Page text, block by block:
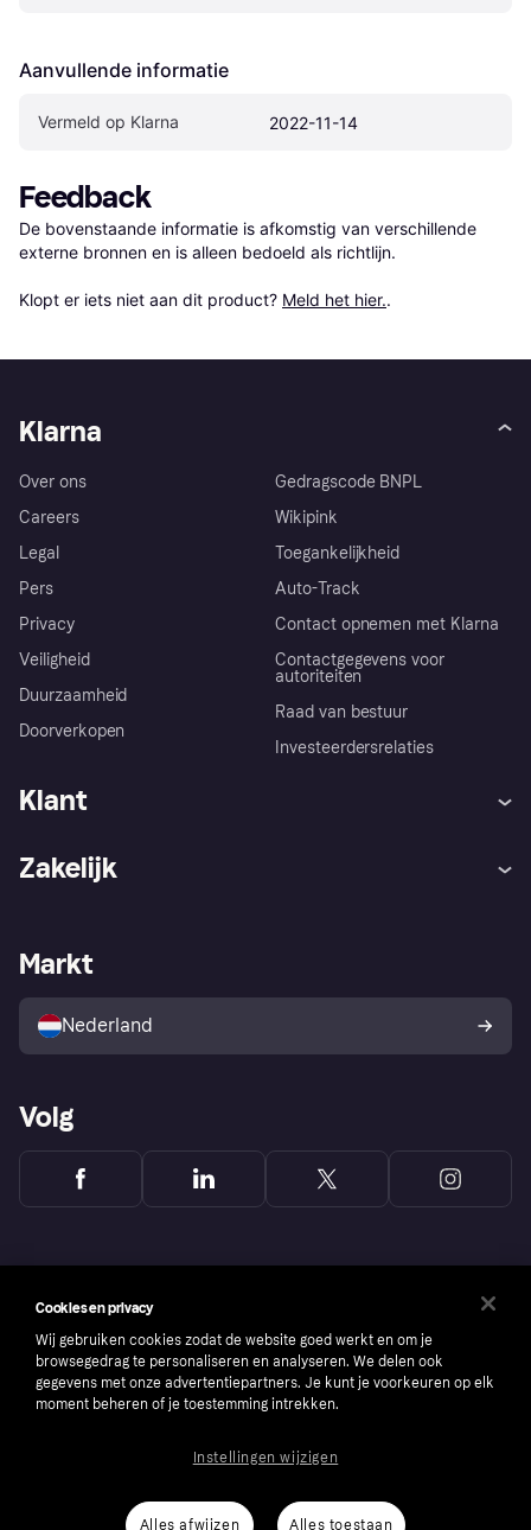
Aanvullende informatie
Vermeld op Klarna 2022-11-14
Feedback
De bovenstaande informatie is afkomstig van verschillende
externe bronnen en is alleen bedoeld als richtlijn.
Klopt er iets niet aan dit product? Meld het hier..
Klarna
Over ons
Careers
Legal
Pers
Privacy
Veiligheid
Duurzaamheid
Doorverkopen
Gedragscode BNPL
Wikipink
Toegankelijkheid
Auto-Track
Contact opnemen met Klarna
Contactgegevens voor
autoriteiten
Raad van bestuur
Investeerdersrelaties
Klant
Winkeloverzicht
Kopersbescherming voor
consumenten
Zakelijk
Zakelijke login
Markt
Nederland
Volg
number: 556737-0431
Cookies en privacy
Wij gebruiken cookies zodat de website goed werkt en om je
browsegedrag te personaliseren en analyseren. We delen ook
gegevens met onze advertentiepartners. Je kunt je voorkeuren op elk
moment beheren of je toestemming intrekken.
Alles afwijzen Alles toestaan
Instellingen wijzigen